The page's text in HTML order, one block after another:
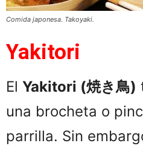
Comida japonesa. Takoyaki.
Yakitori
El Yakitori (焼き鳥)
una brocheta o
parrilla. Sin